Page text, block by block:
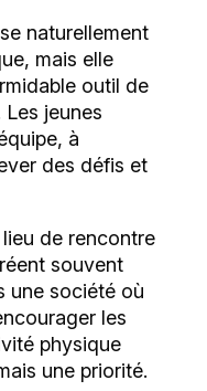
naturellement
mais elle
outil de
jeunes
à
des défis et
de rencontre
souvent
une société où
les
physique
une priorité.